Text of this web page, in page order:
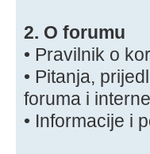
2. O forumu
• Pravilnik o
• Pitanja,
foruma i
• Informacije i